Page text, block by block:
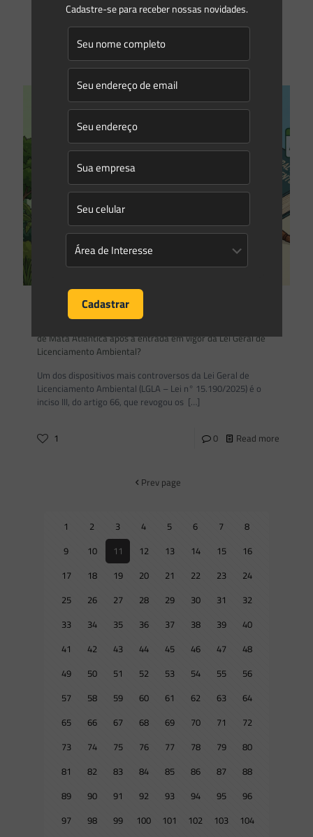
questionamento surgiram acerca da aplicabilidade das
Gleyse Gulinon
09/02/2026
de Mata Atlântica após a entrada em vigor da Lei Geral de
Licenciamento Ambiental?
Um dos dispositivos mais controversos da Lei Geral de
Licenciamento Ambiental (LGLA – Lei n° 15.190/2025) é o
inciso III, do artigo 66, que revogou os […]
1 0 Read more
Prev page
1 2 3 4 5 6 7
8
9
10 11 12 13 14 15
16
17
18 19 20 21 22 23
24
25
26 27 28 29 30 31
32
33
34 35 36 37 38 39
40
41
42 43 44 45 46 47
48
49
50 51 52 53 54 55
56
57
58 59 60 61 62 63
64
65
66 67 68 69 70 71
72
73
74 75 76 77 78 79
80
81
82 83 84 85 86 87
88
89
90 91 92 93 94 95
96
97
98 99 100 101 102 103
104
Cadastre-se para receber nossas novidades.